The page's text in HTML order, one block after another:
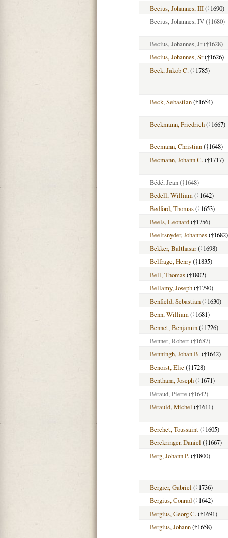
Becius, Johannes, III(†1690)
Becius, Johannes, IV(†1680)
Becius, Johannes, Jr(†1628)
Becius, Johannes, Sr(†1626)
Beck, Jakob C.(†1785)
Beck, Sebastian(†1654)
Beckmann, Friedrich(†1667)
Becmann, Christian(†1648)
Becmann, Johann C.(†1717)
Bédé, Jean(†1648)
Bedell, William(†1642)
Bedford, Thomas(†1653)
Beels, Leonard(†1756)
Beeltsnyder, Johannes(†1682)
Bekker, Balthasar(†1698)
Belfrage, Henry(†1835)
Bell, Thomas(†1802)
Bellamy, Joseph(†1790)
Benfield, Sebastian(†1630)
Benn, William(†1681)
Bennet, Benjamin(†1726)
Bennet, Robert(†1687)
Benningh, Johan B.(†1642)
Benoist, Elie (†1728)
Bentham, Joseph(†1671)
Béraud, Pierre (†1642)
Bérauld, Michel (†1611)
Berchet, Toussaint(†1605)
Berckringer, Daniel (†1667)
Berg, Johann P.(†1800)
Bergier, Gabriel (†1736)
Bergius, Conrad(†1642)
Bergius, Georg C.(†1691)
Bergius, Johann(†1658)